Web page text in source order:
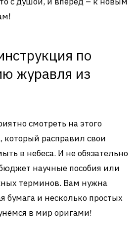
по
журавля из
смотреть на этого
который расправил свои
в небеса. И не обязательно
научные пособия или
терминов. Вам нужна
бумага и несколько простых
в мир оригами!